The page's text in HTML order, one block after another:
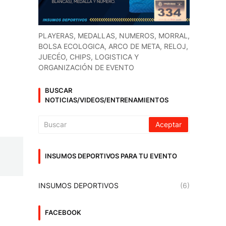
PLAYERAS, MEDALLAS, NUMEROS, MORRAL,
BOLSA ECOLOGICA, ARCO DE META, RELOJ,
JUECÉO, CHIPS, LOGISTICA Y
ORGANIZACIÓN DE EVENTO
BUSCAR
NOTICIAS/VIDEOS/ENTRENAMIENTOS
INSUMOS DEPORTIVOS PARA TU EVENTO
INSUMOS DEPORTIVOS (6)
FACEBOOK